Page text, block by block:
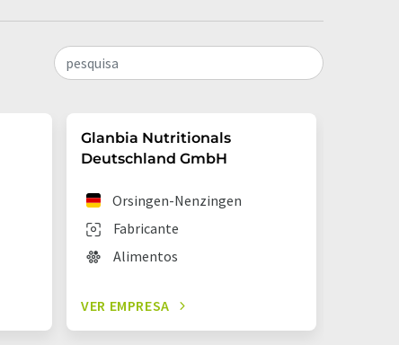
pesquisa
Glanbia Nutritionals
Deutschland GmbH
Fabricante
Orsingen-Nenzingen
Alimentos
VER EMPRESA